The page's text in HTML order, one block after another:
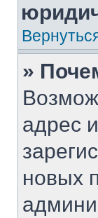
»
адрес
новых